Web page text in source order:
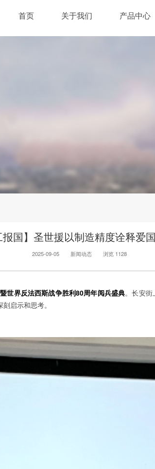
首页 关于我们 产品中心
报国】圣世援以制造精度诠释爱
2025-09-05 新闻动态 浏览 1128
世界反法西斯战争胜利80周年阅兵盛典。长安
启示和思考。